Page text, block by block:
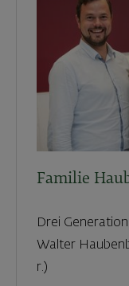
Familie
Drei
Walter
r.)